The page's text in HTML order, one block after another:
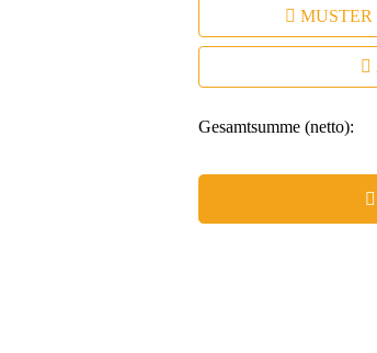
MUSTER
Gesamtsumme (netto):